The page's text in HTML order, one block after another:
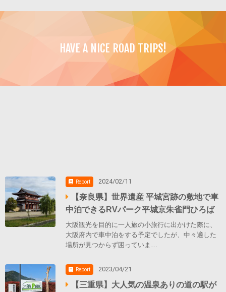
HAVE A NICE ROAD TRIPS!
Report 2024/02/11
【奈良県】世界遺産 平城宮跡の敷地で車
中泊できるRVパーク平城京朱雀門ひろば
大阪観光を目的に一人旅の小旅行に出かけた際に、
大阪府内で車中泊をする予定でしたが、中々適した
場所が見つからず困っていま…
Report 2023/04/21
【三重県】大人気の温泉ありの道の駅が